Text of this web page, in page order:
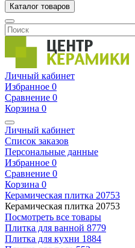
Каталог товаров
Личный кабинет
Избранное 0
Сравнение 0
Корзина 0
Личный кабинет
Список заказов
Персональные данные
Избранное 0
Сравнение 0
Корзина 0
Керамическая плитка 20753
Керамическая плитка 20753
Посмотреть все товары
Плитка для ванной 8779
Плитка для кухни 1884